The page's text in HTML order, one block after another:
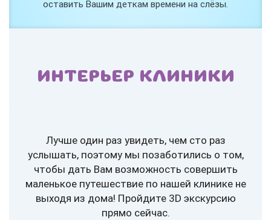
оставить Вашим деткам времени на слёзы.
ИНТЕРЬЕР КЛИНИКИ
Лучше один раз увидеть, чем сто раз
услышать, поэтому мы позаботились о том,
чтобы дать Вам возможность совершить
маленькое путешествие по нашей клинике не
выходя из дома! Пройдите 3D экскурсию
прямо сейчас.